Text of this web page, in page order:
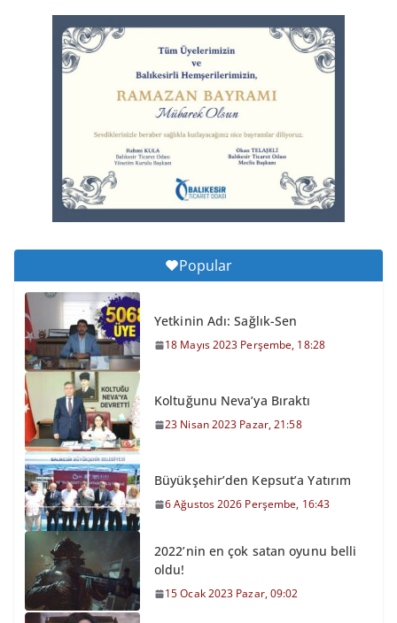
Balıkesirspor Sevdası İçin
Memleket Tek Yürek
6 Ağustos 2026 Perşembe, 11:51
Büyükşehir’den Kepsut’a Yatırım
6 Ağustos 2026 Perşembe, 16:43
Popular
Yetkinin Adı: Sağlık-Sen
18 Mayıs 2023 Perşembe, 18:28
Koltuğunu Neva’ya Bıraktı
23 Nisan 2023 Pazar, 21:58
Büyükşehir’den Kepsut’a Yatırım
6 Ağustos 2026 Perşembe, 16:43
2022’nin en çok satan oyunu belli
oldu!
15 Ocak 2023 Pazar, 09:02